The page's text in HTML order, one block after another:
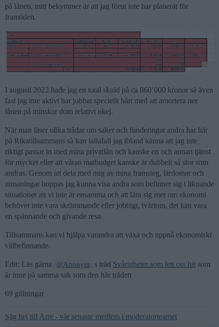
på lånen, mitt bekymmer är att jag förut inte har planerat för
framtiden.
I augusti 2022 hade jag en total skuld på ca 860’000 kronor så även
fast jag inte aktivt har jobbat speciellt hårt med att amortera ner
lånen på minskar dom relativt okej.
När man läser olika trådar om saker och funderingar andra har här
på Rikatillsammans så kan iallafall jag ibland känna att jag inte
riktigt passar in med mina privatlån och kanske en och annan tjänst
för mycket eller att våran matbudget kanske är dubbelt så stor som
andras. Genom att dela med mig av mina framsteg, lärdomar och
utmaningar hoppas jag kunna visa andra som befinner sig i liknande
situationer att vi inte är ensamma och att lära sig mer om ekonomi
behöver inte vara skrämmande eller jobbigt, tvärtom, det kan vara
en spännande och givande resa.
Tillsammans kan vi hjälpa varandra att växa och uppnå ekonomiskt
välbefinnande.
Edit: Läs gärna @Anonym s tråd Svårigheter som lett oss hit som
är inne på samma sak som den här tråden
69 gillningar
Säg hej till Arre - vår senaste medlem i moderatorteamet